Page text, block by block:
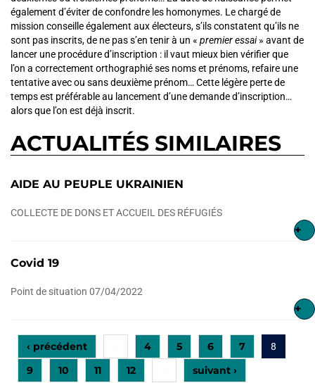
également d’éviter de confondre les homonymes. Le chargé de
mission conseille également aux électeurs, s’ils constatent qu’ils ne
sont pas inscrits, de ne pas s’en tenir à un « premier essai» avant de
lancer une procédure d’inscription : il vaut mieux bien vérifier que
l’on a correctement orthographié ses noms et prénoms, refaire une
tentative avec ou sans deuxième prénom… Cette légère perte de
temps est préférable au lancement d’une demande d’inscription…
alors que l’on est déjà inscrit.
ACTUALITÉS SIMILAIRES
AIDE AU PEUPLE UKRAINIEN
COLLECTE DE DONS ET ACCUEIL DES RÉFUGIÉS
+
Covid 19
Point de situation 07/04/2022
+
‹ précédent 4 5 6 7 8
9 10 11 12 suivant ›